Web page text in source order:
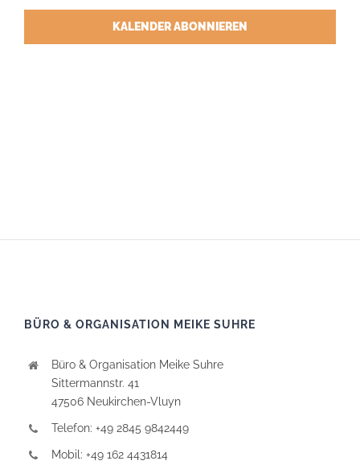
KALENDER ABONNIEREN
BÜRO & ORGANISATION MEIKE SUHRE
Büro & Organisation Meike Suhre
Sittermannstr. 41
47506 Neukirchen-Vluyn
Telefon: +49 2845 9842449
Mobil: +49 162 4431814